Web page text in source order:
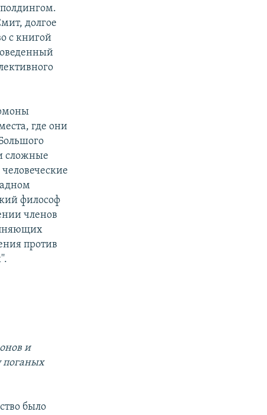
долгое
с книгой
где они
сложные
философ
членов
против
и
поганых
было